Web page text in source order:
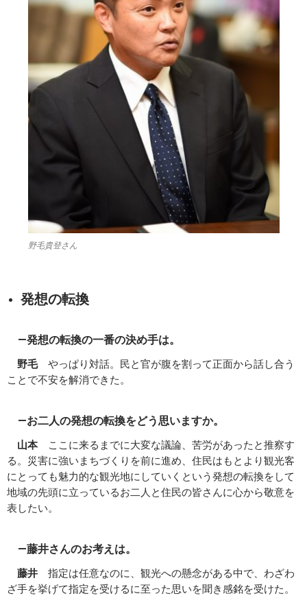
野毛貴登さん
発想の転換
―発想の転換の一番の決め手は。
野毛やっぱり対話。民と官が腹を割って正面から話し合う
ことで不安を解消できた。
―お二人の発想の転換をどう思いますか。
山本ここに来るまでに大変な議論、苦労があったと推察す
る。災害に強いまちづくりを前に進め、住民はもとより観光客
にとっても魅力的な観光地にしていくという発想の転換をして
地域の先頭に立っているお二人と住民の皆さんに心から敬意を
表したい。
―藤井さんのお考えは。
藤井 指定は任意なのに、観光への懸念がある中で、わざわ
ざ手を挙げて指定を受けるに至った思いを聞き感銘を受けた。